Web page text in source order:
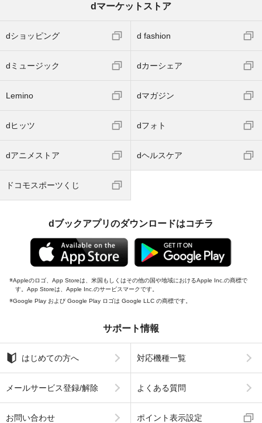
dマーケットストア
dショッピング d fashion
dミュージック dカーシェア
Lemino dマガジン
dヒッツ dフォト
dアニメストア dヘルスケア
ドコモスポーツくじ
dブックアプリのダウンロードはコチラ
Appleのロゴ、App Storeは、米国もしくはその他の国や地域におけるApple Inc.の商標で
す。App Storeは、Apple Inc.のサービスマークです。
Google Play および Google Play ロゴは Google LLC の商標です。
サポート情報
はじめての方へ 対応機種一覧
メールサービス登録/解除 よくある質問
お問い合わせ ポイント表示設定